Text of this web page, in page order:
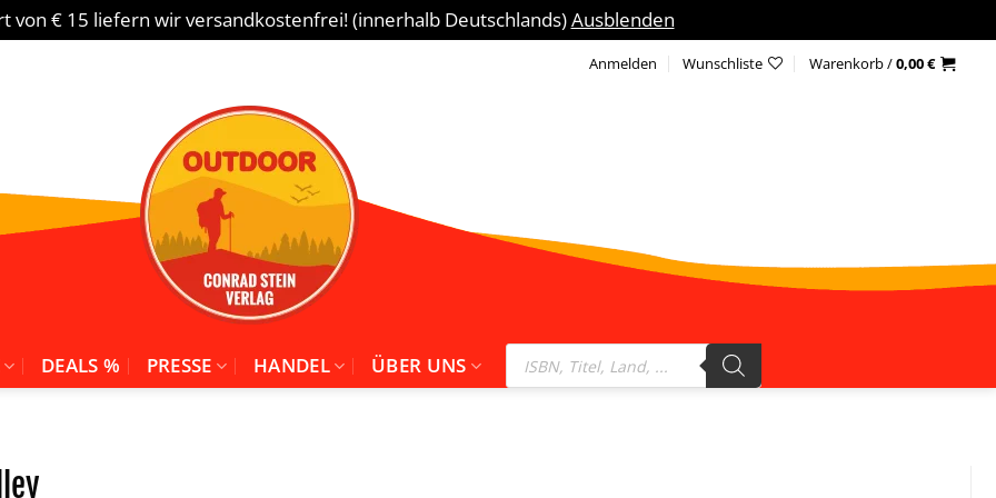
von € 15 liefern wir versandkostenfrei! (innerhalb Deutschlands)Ausblenden
Anmelden Wunschliste Warenkorb /0,00€
DEALS % PRESSE HANDEL ÜBER UNS
Products
search